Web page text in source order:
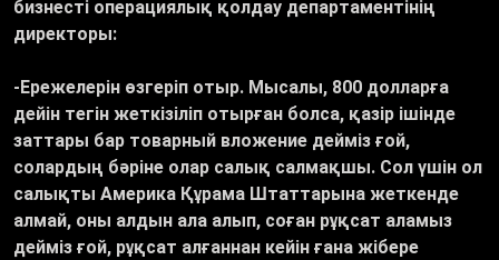
бизнесті операциялық қолдау департаментінің
директоры:
-Ережелерін өзгеріп отыр. Мысалы, 800 долларға
дейін тегін жеткізіліп отырған болса, қазір ішінде
заттары бар товарный вложение дейміз ғой,
солардың бәріне олар салық салмақшы. Сол үшін ол
салықты Америка Құрама Штаттарына жеткенде
алмай, оны алдын ала алып, соған рұқсат аламыз
дейміз ғой, рұқсат алғаннан кейін ғана жібере